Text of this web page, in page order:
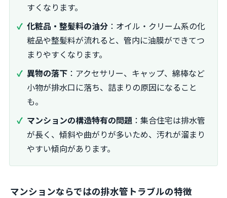
すくなります。
化粧品・整髪料の油分 ：オイル・クリーム系の化
粧品や整髪料が流れると、管内に油膜ができてつ
まりやすくなります。
異物の落下 ：アクセサリー、キャップ、綿棒など
小物が排水口に落ち、詰まりの原因になること
も。
マンションの構造特有の問題 ：集合住宅は排水管
が長く、傾斜や曲がりが多いため、汚れが溜まり
やすい傾向があります。
マンションならではの排水管トラブルの特徴